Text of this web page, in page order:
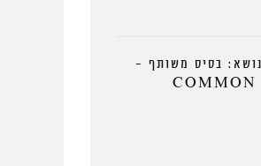
בסיס משותף –
أساس مشترك – COMMON